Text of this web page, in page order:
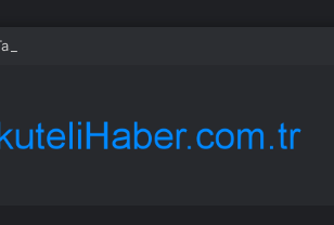
30 Yıl Sonra Yeniliyor